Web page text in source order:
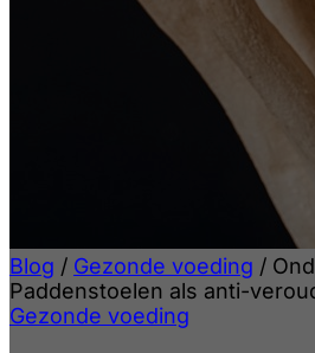
Blog / Gezonde voeding /
Paddenstoelen als anti-
Gezonde voeding